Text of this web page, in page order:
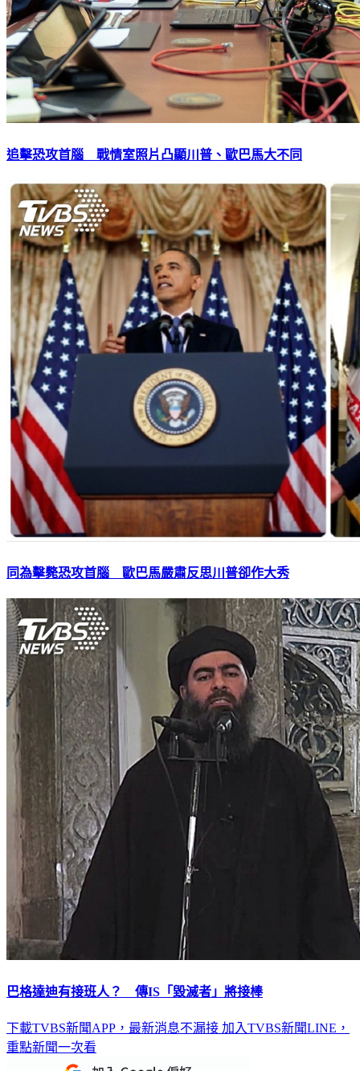
追擊恐攻首腦 戰情室照片凸顯川普、歐巴馬大不同
同為擊斃恐攻首腦 歐巴馬嚴肅反思川普卻作大秀
巴格達迪有接班人？ 傳IS「毀滅者」將接棒
下載TVBS新聞APP，最新消息不漏接 加入TVBS新聞LINE，
重點新聞一次看